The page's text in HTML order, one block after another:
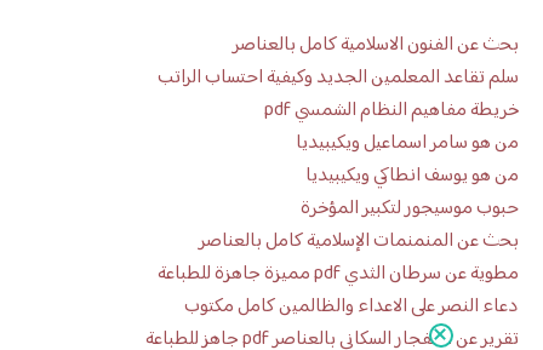
بحث عن الفنون الاسلامية كامل بالعناصر
سلم تقاعد المعلمين الجديد وكيفية احتساب الراتب
خريطة مفاهيم النظام الشمسي pdf
من هو سامر اسماعيل ويكيبيديا
من هو يوسف انطاكي ويكيبيديا
حبوب موسيجور لتكبير المؤخرة
بحث عن المنمنمات الإسلامية كامل بالعناصر
مطوية عن سرطان الثدي pdf مميزة جاهزة للطباعة
دعاء النصر على الاعداء والظالمين كامل مكتوب
تقرير عن الانفجار السكاني بالعناصر pdf جاهز للطباعة